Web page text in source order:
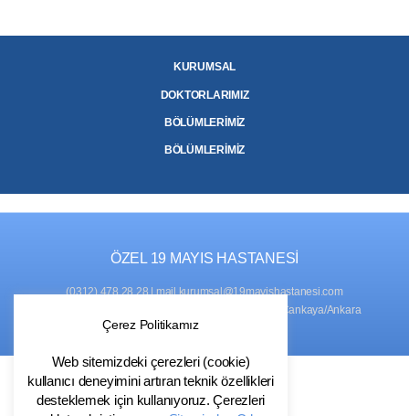
KURUMSAL
DOKTORLARIMIZ
BÖLÜMLERİMİZ
BÖLÜMLERİMİZ
ÖZEL 19 MAYIS HASTANESİ
(0312) 478 28 28|mail.kurumsal@19mayishastanesi.com
: Naci Çakır Mah., 761. Sok. No:2, 06450 Çankaya/Ankara
Çerez Politikamız
Web sitemizdeki çerezleri (cookie)
kullanıcı deneyimini artıran teknik özellikleri
desteklemek için kullanıyoruz. Çerezleri